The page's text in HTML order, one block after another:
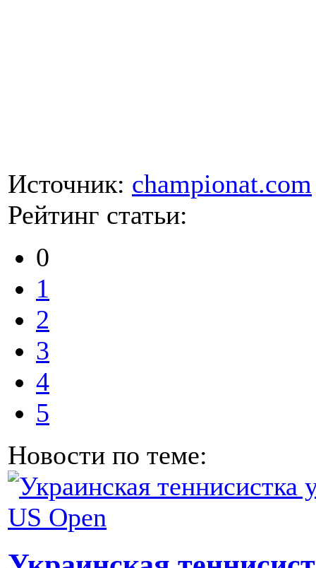
Источник: championat.com
Рейтинг статьи:
0
1
2
3
4
5
Новости по теме: